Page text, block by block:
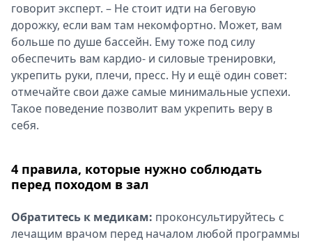
говорит эксперт. – Не стоит идти на беговую
дорожку, если вам там некомфортно. Может, вам
больше по душе бассейн. Ему тоже под силу
обеспечить вам кардио- и силовые тренировки,
укрепить руки, плечи, пресс. Ну и ещё один совет:
отмечайте свои даже самые минимальные успехи.
Такое поведение позволит вам укрепить веру в
себя.
4 правила, которые нужно соблюдать
перед походом в зал
Обратитесь к медикам: проконсультируйтесь с
лечащим врачом перед началом любой программы